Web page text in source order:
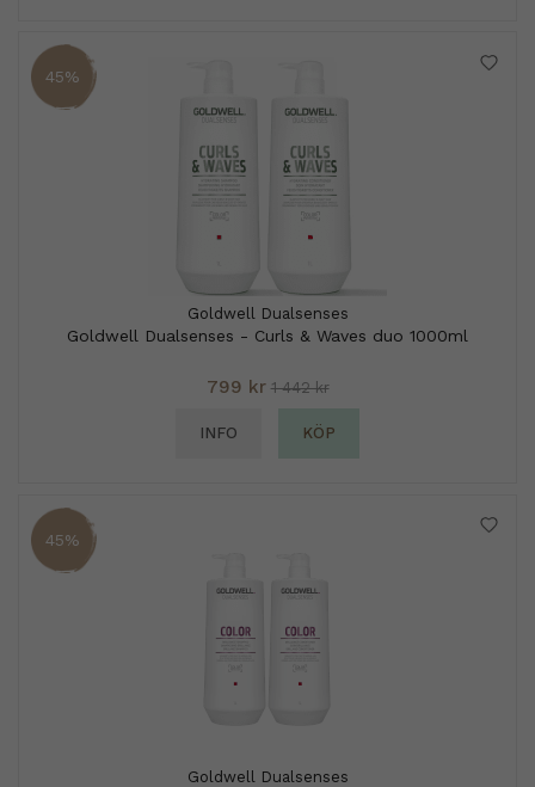
45%
Goldwell Dualsenses
Goldwell Dualsenses - Curls & Waves duo 1000ml
799 kr 1 442 kr
INFO KÖP
45%
Goldwell Dualsenses